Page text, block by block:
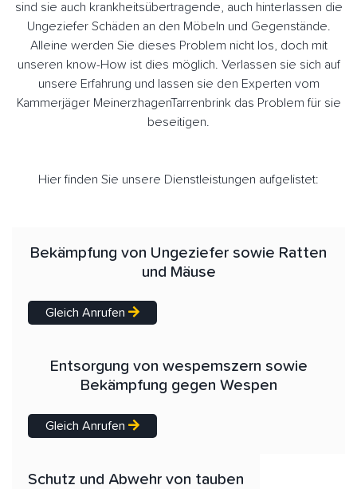
sind sie auch krankheitsübertragende, auch hinterlassen die
Ungeziefer Schäden an den Möbeln und Gegenstände.
Alleine werden Sie dieses Problem nicht los, doch mit
unseren know-How ist dies möglich. Verlassen sie sich auf
unsere Erfahrung und lassen sie den Experten vom
Kammerjäger MeinerzhagenTarrenbrink das Problem für sie
beseitigen.
Hier finden Sie unsere Dienstleistungen aufgelistet:
Bekämpfung von Ungeziefer sowie Ratten
und Mäuse
Gleich Anrufen
Entsorgung von wespemszern sowie
Bekämpfung gegen Wespen
Gleich Anrufen
Schutz und Abwehr von tauben